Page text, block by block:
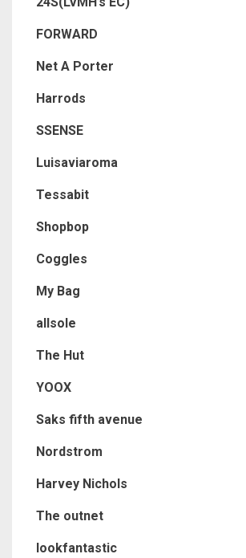
FORWARD
Net A Porter
Harrods
SSENSE
Luisaviaroma
Tessabit
Shopbop
Coggles
My Bag
allsole
The Hut
YOOX
Saks fifth avenue
Nordstrom
Harvey Nichols
The outnet
lookfantastic